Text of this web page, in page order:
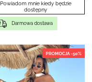
Powiadom mnie kiedy będzie
dostępny
Darmowa dostawa
PROMOCJA -50%